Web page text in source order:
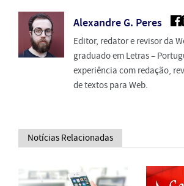
Alexandre G. Peres
Editor, redator e revisor da
graduado em Letras –
experiência com redação,
de textos para Web.
Notícias Relacionadas